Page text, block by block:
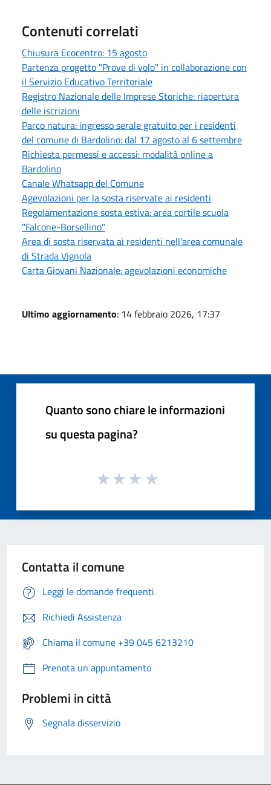
Contenuti correlati
Chiusura Ecocentro: 15 agosto
Partenza progetto "Prove di volo" in collaborazione con
il Servizio Educativo Territoriale
Registro Nazionale delle Imprese Storiche: riapertura
delle iscrizioni
Parco natura: ingresso serale gratuito per i residenti
del comune di Bardolino: dal 17 agosto al 6 settembre
Richiesta permessi e accessi: modalità online a
Bardolino
Canale Whatsapp del Comune
Agevolazioni per la sosta riservate ai residenti
Regolamentazione sosta estiva: area cortile scuola
"Falcone-Borsellino"
Area di sosta riservata ai residenti nell'area comunale
di Strada Vignola
Carta Giovani Nazionale: agevolazioni economiche
Ultimo aggiornamento: 14 febbraio 2026, 17:37
Quanto sono chiare le informazioni
su questa pagina?
Contatta il comune
Leggi le domande frequenti
Richiedi Assistenza
Chiama il comune +39 045 6213210
Prenota un appuntamento
Problemi in città
Segnala disservizio